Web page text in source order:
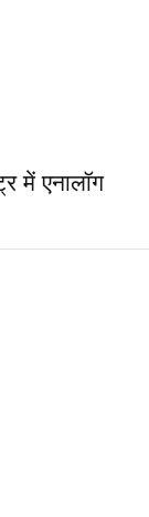
में एनालॉग